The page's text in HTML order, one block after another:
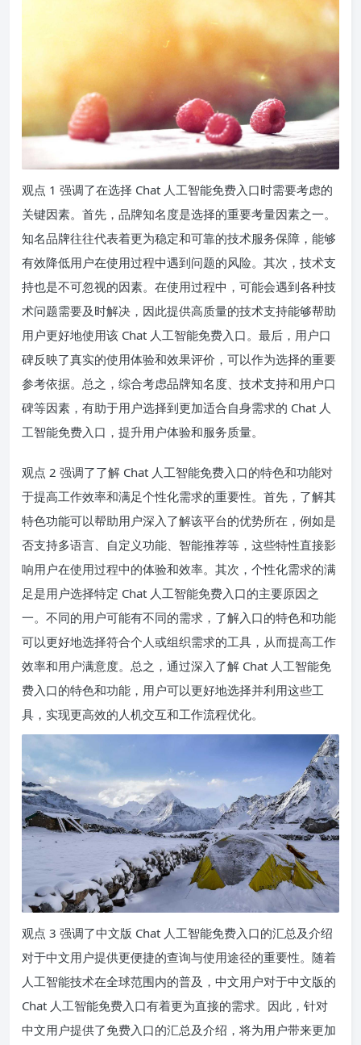
观点 1 强调了在选择 Chat 人工智能免费入口时需要考虑的
关键因素。首先，品牌知名度是选择的重要考量因素之一。
知名品牌往往代表着更为稳定和可靠的技术服务保障，能够
有效降低用户在使用过程中遇到问题的风险。其次，技术支
持也是不可忽视的因素。在使用过程中，可能会遇到各种技
术问题需要及时解决，因此提供高质量的技术支持能够帮助
用户更好地使用该 Chat 人工智能免费入口。最后，用户口
碑反映了真实的使用体验和效果评价，可以作为选择的重要
参考依据。总之，综合考虑品牌知名度、技术支持和用户口
碑等因素，有助于用户选择到更加适合自身需求的 Chat 人
工智能免费入口，提升用户体验和服务质量。
观点 2 强调了了解 Chat 人工智能免费入口的特色和功能对
于提高工作效率和满足个性化需求的重要性。首先，了解其
特色功能可以帮助用户深入了解该平台的优势所在，例如是
否支持多语言、自定义功能、智能推荐等，这些特性直接影
响用户在使用过程中的体验和效率。其次，个性化需求的满
足是用户选择特定 Chat 人工智能免费入口的主要原因之
一。不同的用户可能有不同的需求，了解入口的特色和功能
可以更好地选择符合个人或组织需求的工具，从而提高工作
效率和用户满意度。总之，通过深入了解 Chat 人工智能免
费入口的特色和功能，用户可以更好地选择并利用这些工
具，实现更高效的人机交互和工作流程优化。
观点 3 强调了中文版 Chat 人工智能免费入口的汇总及介绍
对于中文用户提供更便捷的查询与使用途径的重要性。随着
人工智能技术在全球范围内的普及，中文用户对于中文版的
Chat 人工智能免费入口有着更为直接的需求。因此，针对
中文用户提供了免费入口的汇总及介绍，将为用户带来更加